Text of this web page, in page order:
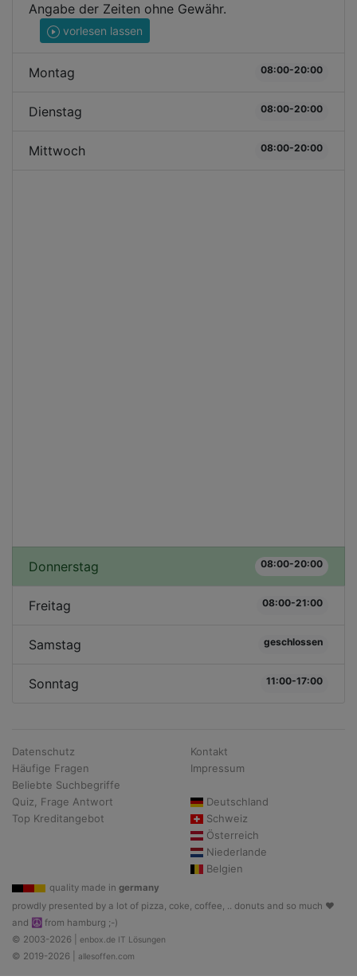
Angabe der Zeiten ohne Gewähr.
vorlesen lassen
Montag 08:00-20:00
Dienstag 08:00-20:00
Mittwoch 08:00-20:00
Donnerstag 08:00-20:00
Freitag 08:00-21:00
Samstag geschlossen
Sonntag 11:00-17:00
Datenschutz
Häufige Fragen
Beliebte Suchbegriffe
Quiz, Frage Antwort
Top Kreditangebot
Kontakt
Impressum
Deutschland
Schweiz
Österreich
Niederlande
Belgien
quality made in germany
prowdly presented by a lot of pizza, coke, coffee, .. donuts and so much ♥
and ☮ from hamburg ;-)
© 2003-2026 | enbox.de IT Lösungen
© 2019-2026 | allesoffen.com